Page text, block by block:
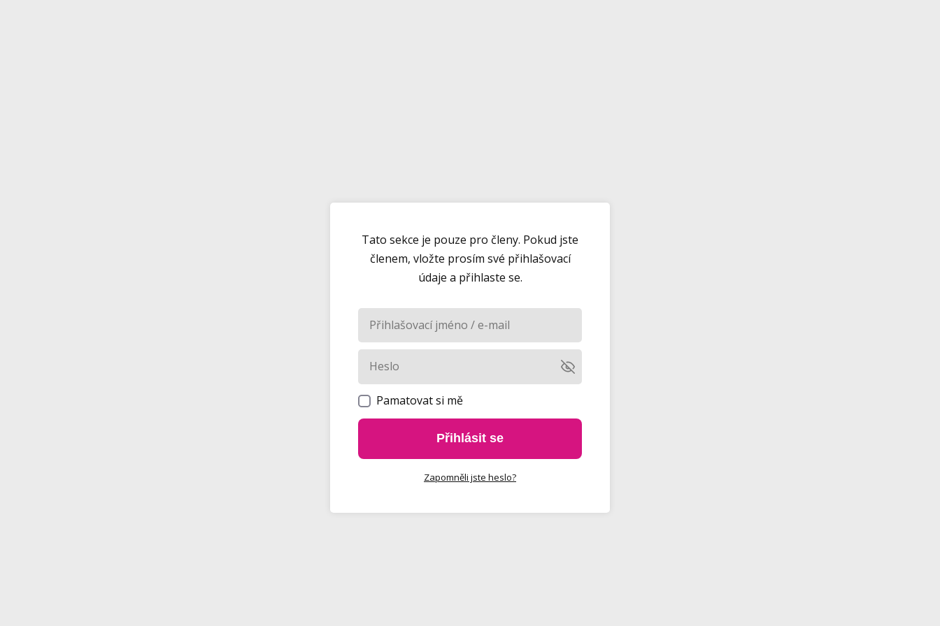
Tato sekce je pouze pro členy. Pokud jste
členem, vložte prosím své přihlašovací
údaje a přihlaste se.
Pamatovat si mě
Přihlásit se
Zapomněli jste heslo?